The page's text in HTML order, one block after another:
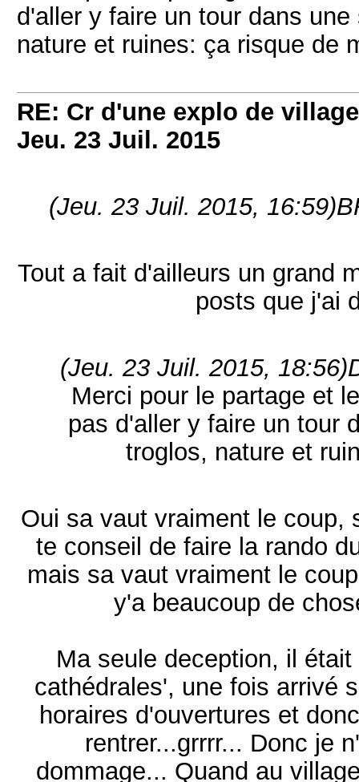
d'aller y faire un tour dans
nature et ruines: ça risque de
RE: Cr d'une explo de
Jeu. 23 Juil. 2015
(Jeu. 23 Juil. 2015, 16:59)
Tout a fait d'ailleurs un grand
posts que j'ai
(Jeu. 23 Juil. 2015, 18:56)
Merci pour le partage et
pas d'aller y faire un tour
troglos, nature et
Oui sa vaut vraiment le coup,
te conseil de faire la rando
mais sa vaut vraiment le
y'a beaucoup de
Ma seule deception, il
cathédrales', une fois arrivé
horaires d'ouvertures et
rentrer...grrrr... Donc je
dommage... Quand au